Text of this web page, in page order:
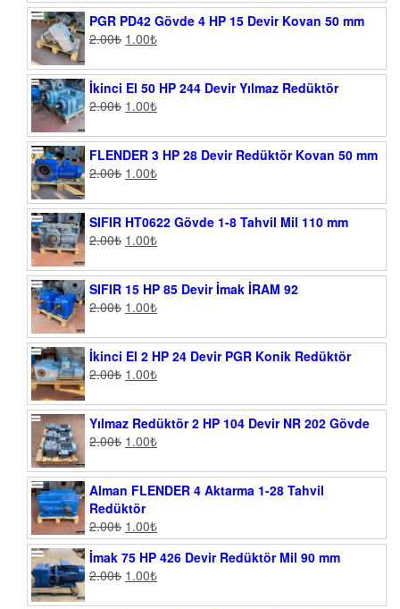
PGR PD42 Gövde 4 HP 15 Devir Kovan 50 mm
2.00₺ 1.00₺
İkinci El 50 HP 244 Devir Yılmaz Redüktör
2.00₺ 1.00₺
FLENDER 3 HP 28 Devir Redüktör Kovan 50 mm
2.00₺ 1.00₺
SIFIR HT0622 Gövde 1-8 Tahvil Mil 110 mm
2.00₺ 1.00₺
SIFIR 15 HP 85 Devir İmak İRAM 92
2.00₺ 1.00₺
İkinci El 2 HP 24 Devir PGR Konik Redüktör
2.00₺ 1.00₺
Yılmaz Redüktör 2 HP 104 Devir NR 202 Gövde
2.00₺ 1.00₺
Alman FLENDER 4 Aktarma 1-28 Tahvil
Redüktör
2.00₺ 1.00₺
İmak 75 HP 426 Devir Redüktör Mil 90 mm
2.00₺ 1.00₺